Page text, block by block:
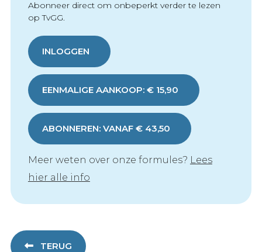
Abonneer direct om onbeperkt verder te lezen
op TvGG.
INLOGGEN
EENMALIGE AANKOOP: € 15,90
ABONNEREN: VANAF € 43,50
Meer weten over onze formules? Lees
hier alle info
TERUG